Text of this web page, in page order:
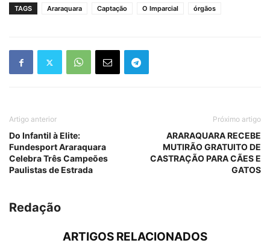
TAGS Araraquara Captação O Imparcial órgãos
Artigo anterior
Do Infantil à Elite:
Fundesport Araraquara
Celebra Três Campeões
Paulistas de Estrada
Próximo artigo
ARARAQUARA RECEBE
MUTIRÃO GRATUITO DE
CASTRAÇÃO PARA CÃES E
GATOS
Redação
ARTIGOS RELACIONADOS